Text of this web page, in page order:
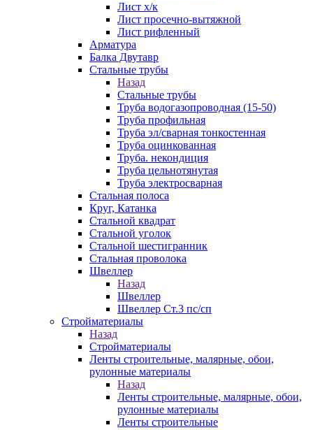
Лист х/к
Лист просечно-вытяжной
Лист рифленный
Арматура
Балка Двутавр
Стальные трубы
Назад
Стальные трубы
Труба водогазопроводная (15-50)
Труба профильная
Труба эл/сварная тонкостенная
Труба оцинкованная
Труба. некондиция
Труба цельнотянутая
Труба электросварная
Стальная полоса
Круг, Катанка
Стальной квадрат
Стальной уголок
Стальной шестигранник
Стальная проволока
Швеллер
Назад
Швеллер
Швеллер Ст.3 пс/сп
Стройматериалы
Назад
Стройматериалы
Ленты строительные, малярные, обои,
рулонные материалы
Назад
Ленты строительные, малярные, обои,
рулонные материалы
Ленты строительные